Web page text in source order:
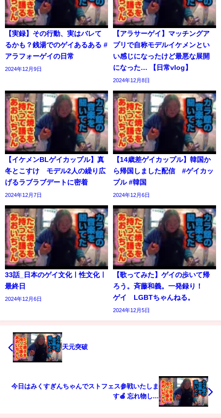
【実録】その行動、実はバレて
るかも？銭湯でのゲイあるある #
アラフォーゲイの日常
2024年12月9日
【アラサーゲイ】マッチングア
プリで自称モデルイケメンとい
い感じになったけど最悪な展開
になった… 【日常vlog】
2024年12月8日
【イケメンBLゲイカップル】真
冬とこすけ モデル2人の繰り広
げるラブラブデートに密着
2024年12月7日
【14歳差ゲイカップル】韓国か
ら帰国しました配信 #ゲイカッ
プル #韓国
2024年12月6日
33話_日本のゲイ文化ㅣ性文化ㅣ
最終日
2024年12月6日
【歌ってみた】ゲイの歩いて帰
ろう。斉藤和義。一発録り！
ゲイ LGBTちゃんねる。
2024年12月5日
天元突破
今日はみくすぎんちゃんでストフェス参戦いたしま
す🍎 忘れ物し...